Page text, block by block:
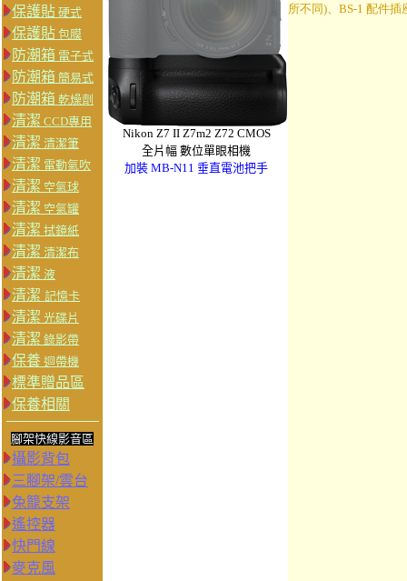
保護貼 硬式
保護貼 包膜
防潮箱 電子式
防潮箱 簡易式
防潮箱 乾燥劑
清潔 CCD專用
清潔 清潔筆
清潔 電動氣吹
清潔 空氣球
清潔 空氣罐
清潔 拭鏡紙
清潔 清潔布
清潔 液
清潔 記憶卡
清潔 光碟片
清潔 錄影帶
保養 迴帶機
標準贈品區
保養相關
腳架快線影音區
攝影背包
三腳架/雲台
兔籠支架
遙控器
快門線
麥克風
Nikon Z7 II Z7m2 Z72 CMOS
全片幅 數位單眼相機
加裝 MB-N11 垂直電池把手
所不同)、BS-1 配件插